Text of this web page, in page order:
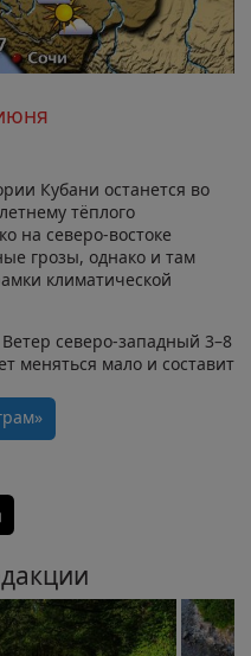
Кубани останется во
тёплого
на северо-востоке
грозы, однако и там
климатической
северо-западный 3–8
меняться мало и составит